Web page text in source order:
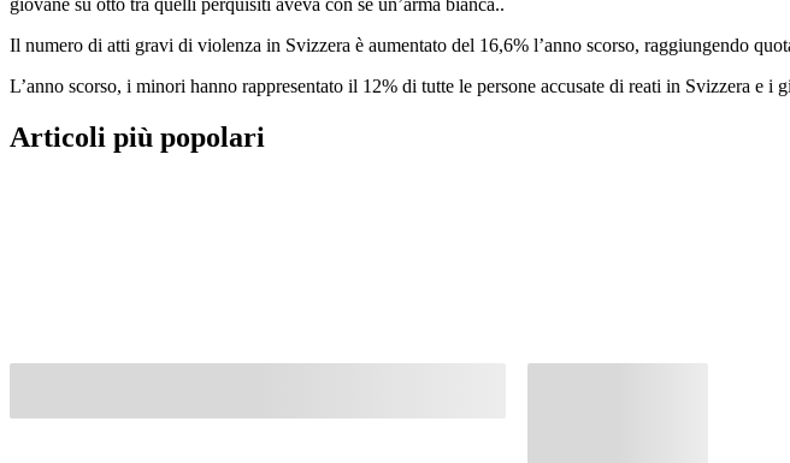
giovane su otto tra quelli perquisiti aveva con sé un’arma bianca..
Il numero di atti gravi di violenza in Svizzera è aumentato del 16,6% l’anno scorso, raggiungendo
L’anno scorso, i minori hanno rappresentato il 12% di tutte le persone accusate di reati in Svizzera e
Articoli più popolari